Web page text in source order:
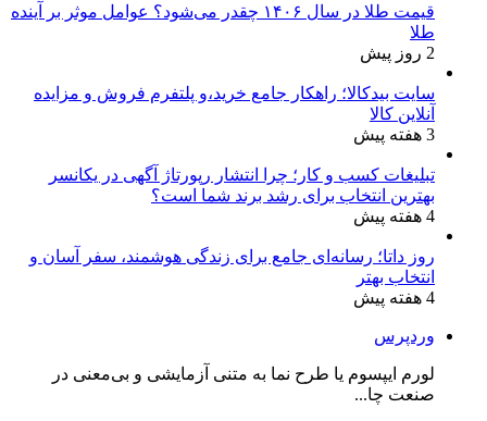
قیمت طلا در سال ۱۴۰۶ چقدر می‌شود؟ عوامل موثر بر آینده
طلا
2 روز پیش
سایت بیدکالا؛ راهکار جامع خرید،و پلتفرم فروش و مزایده
آنلاین کالا
3 هفته پیش
تبلیغات کسب و کار؛ چرا انتشار رپورتاژ آگهی در یکانسر
بهترین انتخاب برای رشد برند شما است؟
4 هفته پیش
روز داتا؛ رسانه‌ای جامع برای زندگی هوشمند، سفر آسان و
انتخاب بهتر
4 هفته پیش
وردپرس
لورم ایپسوم یا طرح‌ نما به متنی آزمایشی و بی‌معنی در
صنعت چا...